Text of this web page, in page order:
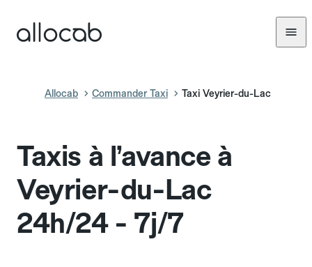
Allocab Commander Taxi Taxi Veyrier-du-Lac
Taxis à l’avance à
Veyrier-du-Lac
24h/24 - 7j/7